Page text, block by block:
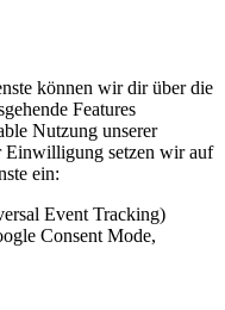
können wir dir über die
Features
Nutzung unserer
Einwilligung setzen wir auf
ein:
Event Tracking)
Consent Mode,